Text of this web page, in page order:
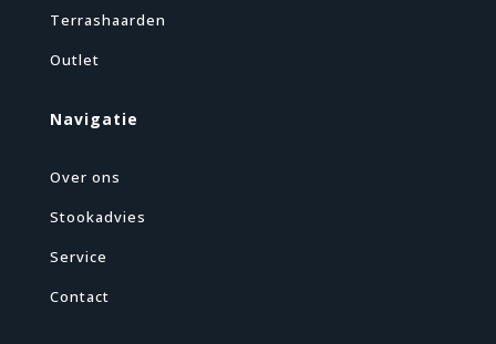
Terrashaarden
Outlet
Navigatie
Over ons
Stookadvies
Service
Contact